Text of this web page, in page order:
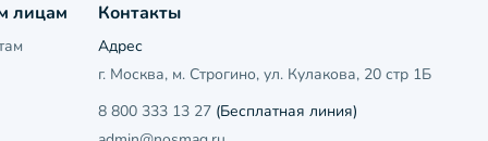
лицам Контакты
Адрес
г. Москва, м. Строгино, ул. Кулакова, 20 стр 1Б
8 800 333 13 27(Бесплатная линия)